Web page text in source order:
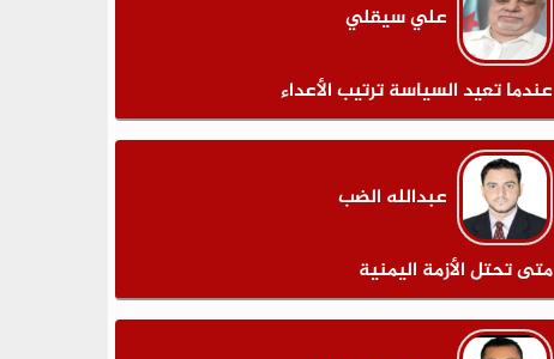
علي سيقلي
عندما تعيد السياسة ترتيب الأعداء
عبدالله الضب
متى تحتل الأزمة اليمنية